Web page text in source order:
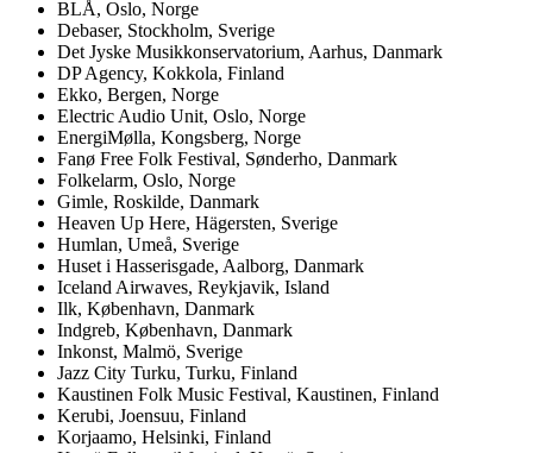
BLÅ, Oslo, Norge
Debaser, Stockholm, Sverige
Det Jyske Musikkonservatorium, Aarhus, Danmark
DP Agency, Kokkola, Finland
Ekko, Bergen, Norge
Electric Audio Unit, Oslo, Norge
EnergiMølla, Kongsberg, Norge
Fanø Free Folk Festival, Sønderho, Danmark
Folkelarm, Oslo, Norge
Gimle, Roskilde, Danmark
Heaven Up Here, Hägersten, Sverige
Humlan, Umeå, Sverige
Huset i Hasserisgade, Aalborg, Danmark
Iceland Airwaves, Reykjavik, Island
Ilk, København, Danmark
Indgreb, København, Danmark
Inkonst, Malmö, Sverige
Jazz City Turku, Turku, Finland
Kaustinen Folk Music Festival, Kaustinen, Finland
Kerubi, Joensuu, Finland
Korjaamo, Helsinki, Finland